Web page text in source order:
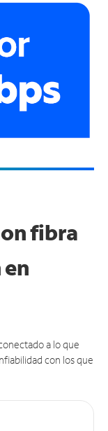
fibra
a lo que
con los que